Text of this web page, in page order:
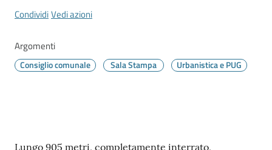
Seguici
CondividiVedi azioni
Argomenti
Consiglio comunale Sala Stampa Urbanistica e PUG
Lungo 905 metri, completamente interrato,